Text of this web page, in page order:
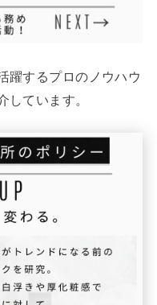
躍するプロのノウハウ
しています。